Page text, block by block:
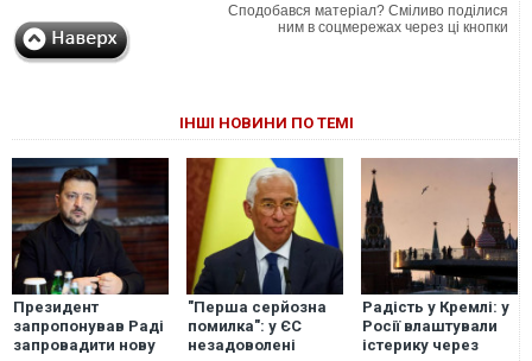
Сподобався матеріал? Сміливо поділися
ним в соцмережах через ці кнопки
ІНШІ НОВИНИ ПО ТЕМІ
Президент
запропонував Раді
запровадити нову
"Перша серйозна
помилка": у ЄС
незадоволені
Радість у Кремлі: у
Росії влаштували
істерику через